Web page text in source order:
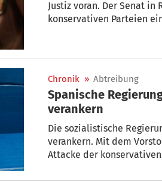
Justiz voran. Der Senat
konservativen Parteien
darüber wahrscheinlich
Chronik » Abtreibung
Spanische
verankern
Die sozialistische
verankern. Mit dem
Attacke der